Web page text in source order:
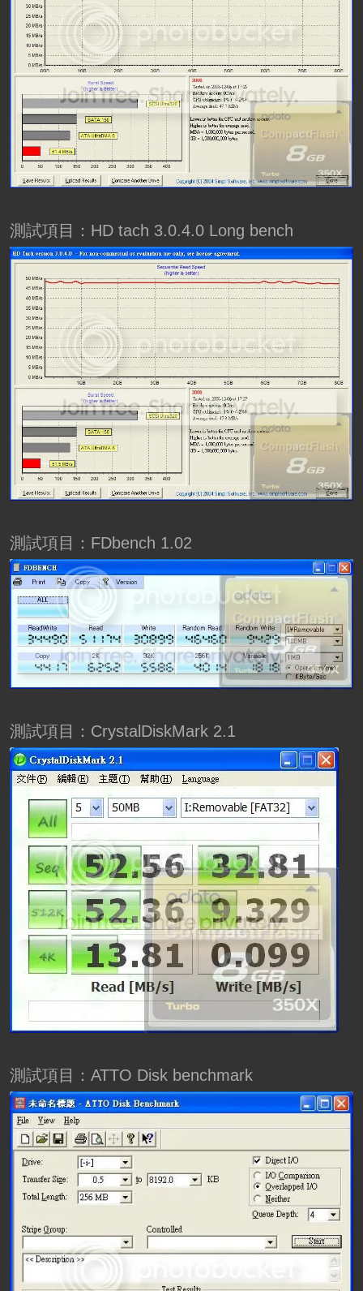
測試項目：HD tach 3.0.4.0 Long bench
測試項目：FDbench 1.02
測試項目：CrystalDiskMark 2.1
測試項目：ATTO Disk benchmark